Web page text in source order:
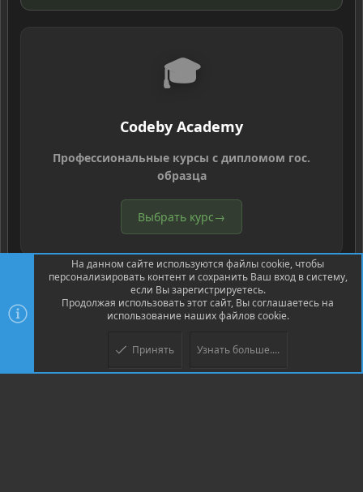
🎓
Codeby Academy
Профессиональные курсы с дипломом гос.
образца
Выбрать курс→
Community platform by XenForo ® © 2010-2026 XenForo Ltd.
© Jason Axelrod of 8WAYRUN
На данном сайте используются файлы cookie, чтобы
персонализировать контент и сохранить Ваш вход в систему,
если Вы зарегистрируетесь.
Продолжая использовать этот сайт, Вы соглашаетесь на
использование наших файлов cookie.
Принять Узнать больше....